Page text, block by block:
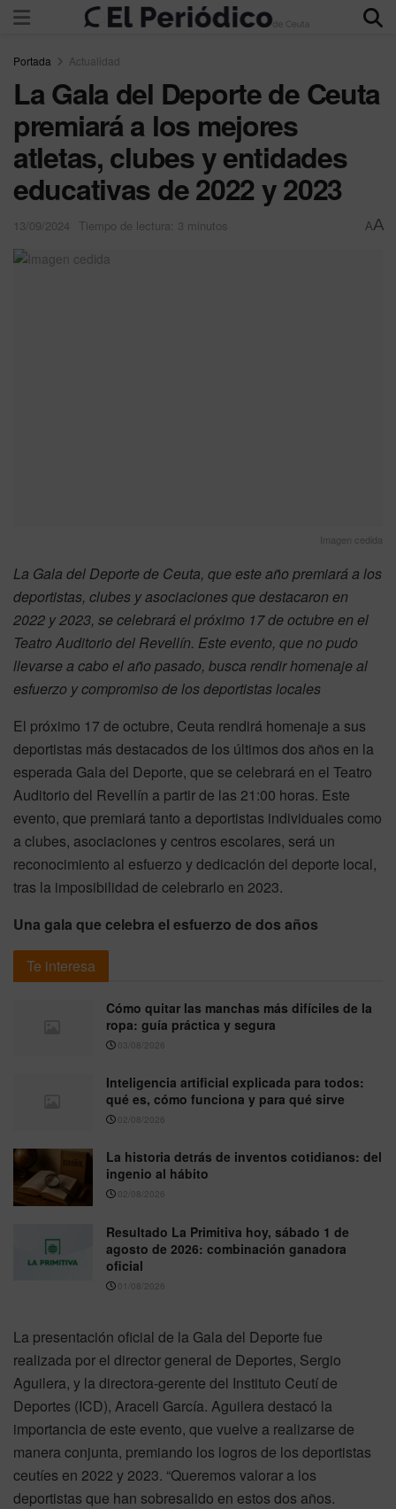
Portada Actualidad
La Gala del Deporte de Ceuta
premiará a los mejores
atletas, clubes y entidades
educativas de 2022 y 2023
13/09/2024 Tiempo de lectura: 3 minutos AA
Imagen cedida
La Gala del Deporte de Ceuta, que este año premiará a los
deportistas, clubes y asociaciones que destacaron en
2022 y 2023, se celebrará el próximo 17 de octubre en el
Teatro Auditorio del Revellín. Este evento, que no pudo
llevarse a cabo el año pasado, busca rendir homenaje al
esfuerzo y compromiso de los deportistas locales
El próximo 17 de octubre, Ceuta rendirá homenaje a sus
deportistas más destacados de los últimos dos años en la
esperada Gala del Deporte, que se celebrará en el Teatro
Auditorio del Revellín a partir de las 21:00 horas. Este
evento, que premiará tanto a deportistas individuales como
a clubes, asociaciones y centros escolares, será un
reconocimiento al esfuerzo y dedicación del deporte local,
tras la imposibilidad de celebrarlo en 2023.
Una gala que celebra el esfuerzo de dos años
Te interesa
Cómo quitar las manchas más difíciles de la
ropa: guía práctica y segura
03/08/2026
Inteligencia artificial explicada para todos:
qué es, cómo funciona y para qué sirve
02/08/2026
La historia detrás de inventos cotidianos: del
ingenio al hábito
02/08/2026
Resultado La Primitiva hoy, sábado 1 de
agosto de 2026: combinación ganadora
oficial
01/08/2026
La presentación oficial de la Gala del Deporte fue
realizada por el director general de Deportes, Sergio
Aguilera, y la directora-gerente del Instituto Ceutí de
Deportes (ICD), Araceli García. Aguilera destacó la
importancia de este evento, que vuelve a realizarse de
manera conjunta, premiando los logros de los deportistas
ceutíes en 2022 y 2023. “Queremos valorar a los
deportistas que han sobresalido en estos dos años.